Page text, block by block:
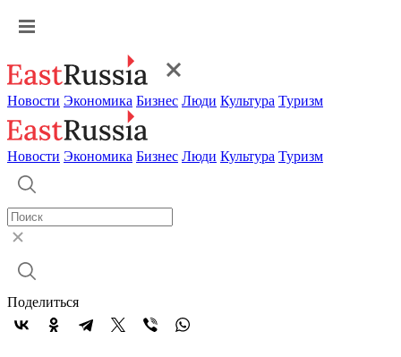
Новости Экономика Бизнес Люди Культура Туризм
Новости Экономика Бизнес Люди Культура Туризм
Поделиться